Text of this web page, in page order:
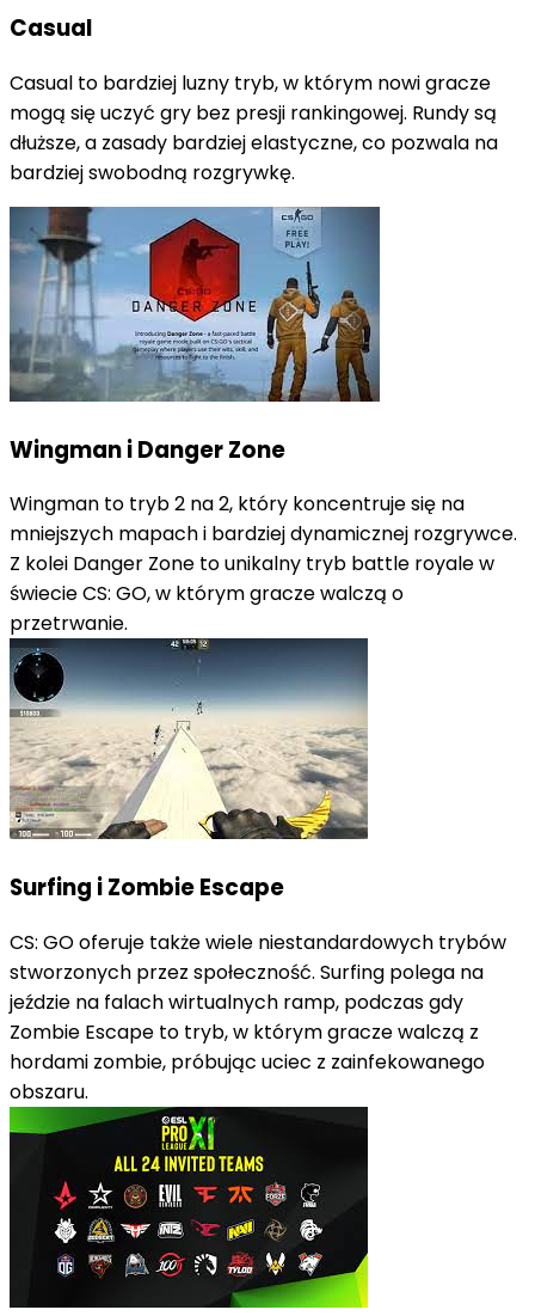
Casual
Casual to bardziej luzny tryb, w którym nowi gracze
mogą się uczyć gry bez presji rankingowej. Rundy są
dłuższe, a zasady bardziej elastyczne, co pozwala na
bardziej swobodną rozgrywkę.
Wingman i Danger Zone
Wingman to tryb 2 na 2, który koncentruje się na
mniejszych mapach i bardziej dynamicznej rozgrywce.
Z kolei Danger Zone to unikalny tryb battle royale w
świecie CS: GO, w którym gracze walczą o
przetrwanie.
Surfing i Zombie Escape
CS: GO oferuje także wiele niestandardowych trybów
stworzonych przez społeczność. Surfing polega na
jeździe na falach wirtualnych ramp, podczas gdy
Zombie Escape to tryb, w którym gracze walczą z
hordami zombie, próbując uciec z zainfekowanego
obszaru.